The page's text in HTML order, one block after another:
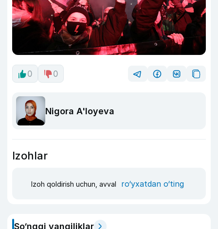
0 0
Nigora A'loyeva
Izohlar
Izoh qoldirish uchun, avval ro‘yxatdan o‘ting
So‘nggi yangiliklar